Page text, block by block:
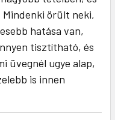
Mindenki örült neki,
hatása van,
tisztítható, és
üvegnél ugye alap,
is innen